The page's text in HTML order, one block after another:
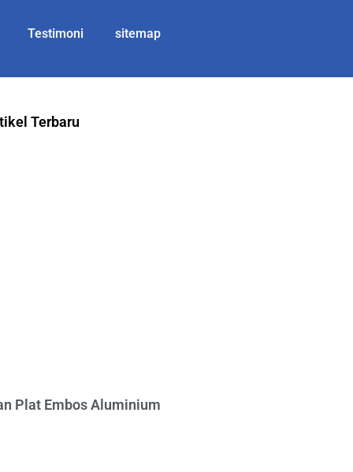
Testimoni sitemap
Terbaru
Plat Embos Aluminium